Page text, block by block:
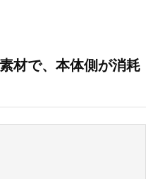
材で、本体側が消耗